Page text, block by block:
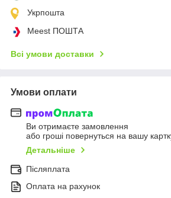
Укрпошта
Meest ПОШТА
Всі умови доставки
Умови оплати
Ви отримаєте замовлення
або гроші повернуться на вашу
Детальніше
Післяплата
Оплата на рахунок